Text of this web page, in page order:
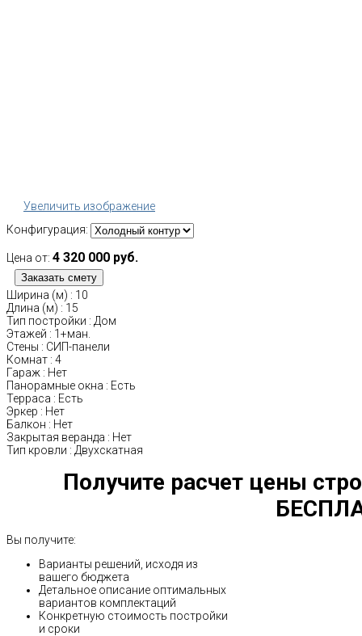
Увеличить изображение
Конфигурация:
Цена от: 4 320 000 руб.
Ширина (м) : 10
Длина (м) : 15
Тип постройки : Дом
Этажей : 1+ман.
Стены : СИП-панели
Комнат : 4
Гараж : Нет
Панорамные окна : Есть
Терраса : Есть
Эркер : Нет
Балкон : Нет
Закрытая веранда : Нет
Тип кровли : Двухскатная
Получите расчет цены
Вы получите:
Варианты решений, исходя из
вашего бюджета
Детальное описание оптимальных
вариантов комплектаций
Конкретную стоимость постройки
и сроки